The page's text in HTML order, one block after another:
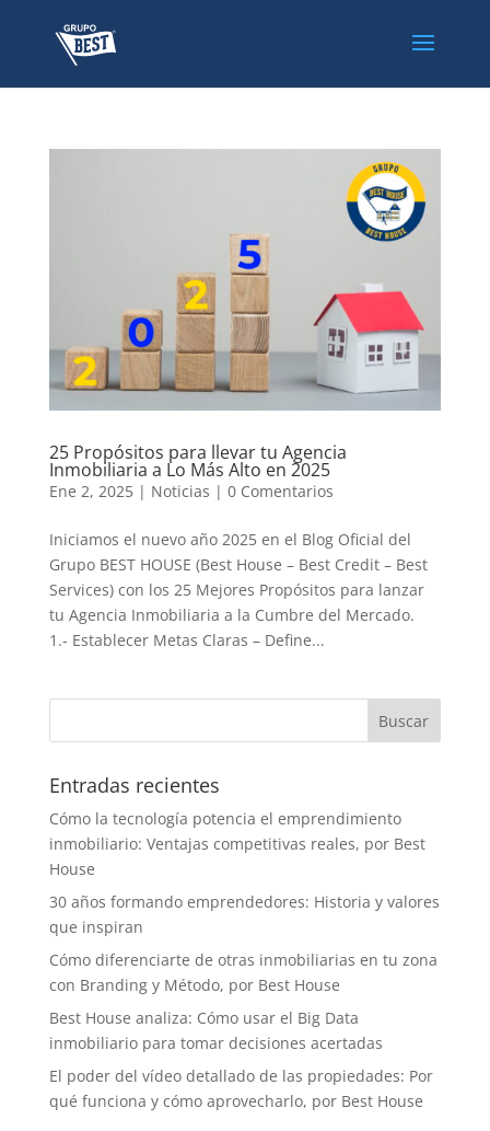
25 Propósitos para llevar tu Agencia
Inmobiliaria a Lo Más Alto en 2025
Ene 2, 2025| Noticias | 0 Comentarios
Iniciamos el nuevo año 2025 en el Blog Oficial del
Grupo BEST HOUSE (Best House – Best Credit – Best
Services) con los 25 Mejores Propósitos para lanzar
tu Agencia Inmobiliaria a la Cumbre del Mercado.
1.- Establecer Metas Claras – Define...
Entradas recientes
Cómo la tecnología potencia el emprendimiento
inmobiliario: Ventajas competitivas reales, por Best
House
30 años formando emprendedores: Historia y valores
que inspiran
Cómo diferenciarte de otras inmobiliarias en tu zona
con Branding y Método, por Best House
Best House analiza: Cómo usar el Big Data
inmobiliario para tomar decisiones acertadas
El poder del vídeo detallado de las propiedades: Por
qué funciona y cómo aprovecharlo, por Best House